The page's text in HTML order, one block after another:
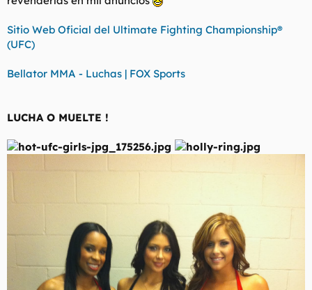
Sitio Web Oficial del Ultimate Fighting Championship®
(UFC)
Bellator MMA - Luchas | FOX Sports
LUCHA O MUELTE !